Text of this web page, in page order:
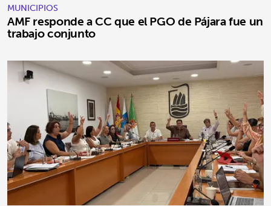
MUNICIPIOS
AMF responde a CC que el PGO de Pájara fue un
trabajo conjunto